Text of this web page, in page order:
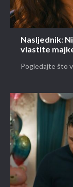
Nasljednik:
vlastite
Pogledajte što